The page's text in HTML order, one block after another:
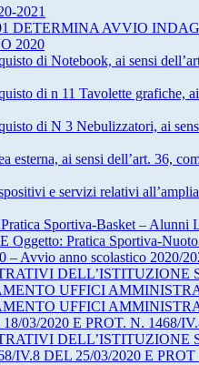
2021
DETERMINA AVVIO
2020
di Notebook, ai sensi
di n 11 Tavolette grafiche,
di N 3 Nebulizzatori, ai
esterna, ai sensi dell’art. 36,
e servizi relativi
Sportiva-Basket – Alunni
Pratica Sportiva-
– Avvio anno scolastico 2020/
DELL’ISTITUZIONE
UFFICI
UFFICI
03/2020 E PROT. N. 1468/
DELL’ISTITUZIONE
IV.8 DEL 25/03/2020 E PROT